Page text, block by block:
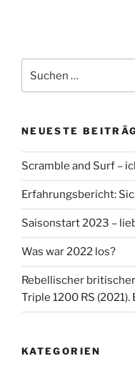
nach:
NEUESTE
Scramble and Surf –
Erfahrungsbericht:
Saisonstart 2023 –
Was war 2022 los?
Rebellischer
Triple 1200 RS
KATEGORIEN